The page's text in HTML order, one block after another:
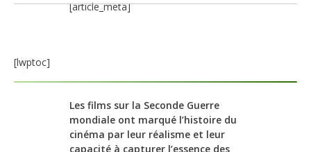
[article_meta]
[lwptoc]
Les films sur la Seconde Guerre
mondiale ont marqué l’histoire du
cinéma par leur réalisme et leur
capacité à capturer l’essence des